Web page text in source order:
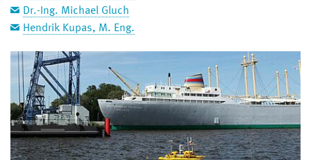
Dr.-Ing. Michael Gluch
Hendrik Kupas, M. Eng.